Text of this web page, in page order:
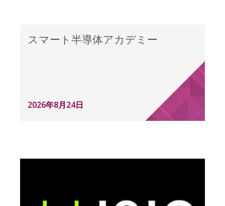
スマート半導体アカデミー
2026年8月24日